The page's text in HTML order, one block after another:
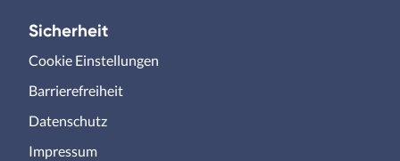
Sicherheit
Cookie Einstellungen
Barrierefreiheit
Datenschutz
Impressum